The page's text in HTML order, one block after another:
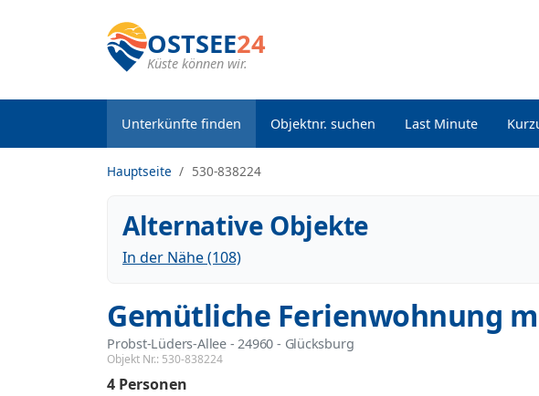
OSTSEE24
Küste können wir.
Unterkünfte finden Objektnr. suchen Last Minute
Hauptseite 530-838224
Alternative Objekte
In der Nähe (108)
Gemütliche Ferienwohnung
Probst-Lüders-Allee - 24960 - Glücksburg
Objekt Nr.: 530-838224
4 Personen